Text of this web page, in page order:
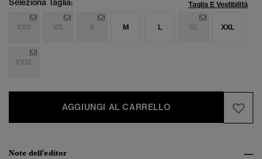
Seleziona Taglia: Taglia E Vestibilità
XXS XS S M L XL XXL
XXXL
AGGIUNGI AL CARRELLO
Note dell'editor